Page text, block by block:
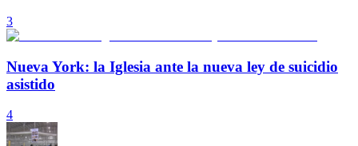
3
Nueva York: la Iglesia ante la nueva ley de suicidio
asistido
4